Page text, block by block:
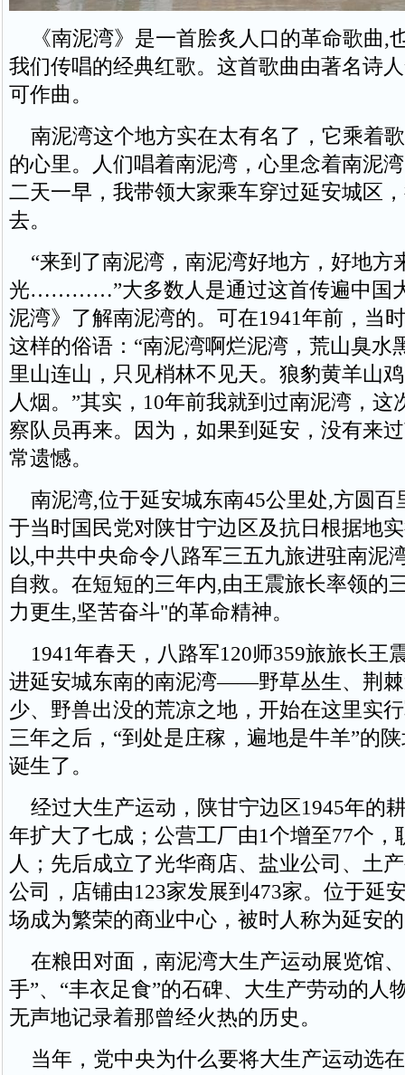
《南泥湾》是一首脍炙人口的革命歌曲,
我们传唱的经典红歌。这首歌曲由著名诗
可作曲。
南泥湾这个地方实在太有名了，它乘着
的心里。人们唱着南泥湾，心里念着南泥
二天一早，我带领大家乘车穿过延安城区
去。
“来到了南泥湾，南泥湾好地方，好地方
光…………”大多数人是通过这首传遍中国
泥湾》了解南泥湾的。可在1941年前，当
这样的俗语：“南泥湾啊烂泥湾，荒山臭水
里山连山，只见梢林不见天。狼豹黄羊山
人烟。”其实，10年前我就到过南泥湾，这
察队员再来。因为，如果到延安，没有来
常遗憾。
南泥湾,位于延安城东南45公里处,方圆百
于当时国民党对陕甘宁边区及抗日根据地
以,中共中央命令八路军三五九旅进驻南泥
自救。在短短的三年内,由王震旅长率领的
力更生,坚苦奋斗"的革命精神。
1941年春天，八路军120师359旅旅长王
进延安城东南的南泥湾——野草丛生、荆
少、野兽出没的荒凉之地，开始在这里实
三年之后，“到处是庄稼，遍地是牛羊”的
诞生了。
经过大生产运动，陕甘宁边区1945年的
年扩大了七成；公营工厂由1个增至77个，
人；先后成立了光华商店、盐业公司、土
公司，店铺由123家发展到473家。位于延
场成为繁荣的商业中心，被时人称为延安
在粮田对面，南泥湾大生产运动展览馆
手”、“丰衣足食”的石碑、大生产劳动的人
无声地记录着那曾经火热的历史。
当年，党中央为什么要将大生产运动选